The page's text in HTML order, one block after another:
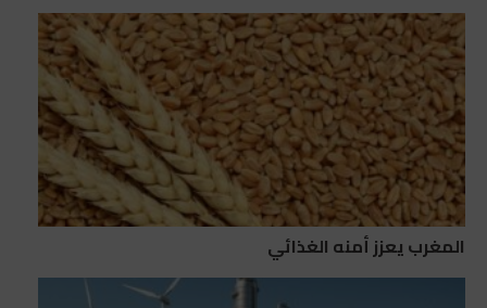
المغرب يعزز أمنه الغذائي